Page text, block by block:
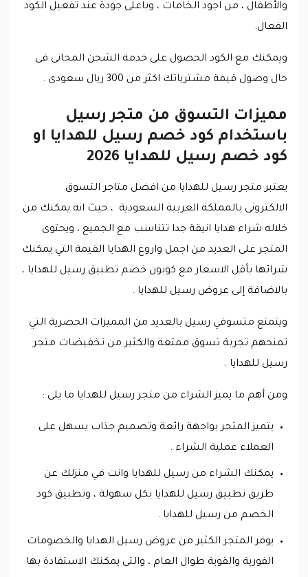
والأطفال ، من اجود الخامات ، وباعلى جودة عند تفعيل الكود
الفعال.
ويمكنك مع الكود الحصول على خدمة الشحن المجانى فى
حال وصول قيمة مشترياتك اكثر من 300 ريال سعودى .
مميزات التسوق من متجر رسيل
باستخدام كود خصم رسيل للهدايا او
كود خصم رسيل للهدايا 2026
يعتبر متجر رسيل للهدايا من افضل متاجر التسوق
الالكترونى بالمملكة العربية السعودية ، حيث انه يمكنك من
خلاله شراء هدايا انيقة جدا تتناسب مع الجميع ، ويحتوى
المتجر على العديد من اجمل واروع الهدايا القيمة التي يمكنك
شرائها بأقل الاسعار مع كوبون خصم تطبيق رسيل للهدايا ،
بالاضافة إلى عروض رسيل للهدايا .
ويتمتع متسوقي رسيل بالعديد من المميزات الحصرية التي
تمنحهم تجربة تسوق ممتعة والكثير من تخفيضات متجر
رسيل للهدايا .
ومن أهم ما يميز الشراء من متجر رسيل للهدايا ما يلى :
يتميز المتجر بواجهة رائعة وتصميم جذاب يسهل على
العملاء عملية الشراء .
يمكنك الشراء من رسيل للهدايا وانت في منزلك عن
طريق تطبيق رسيل للهدايا بكل سهولة ، وتطبيق كود
الخصم من رسيل للهدايا .
يوفر المتجر الكثير من عروض رسيل الهدايا والخصومات
الفورية والقوية طوال العام ، والتى يمكنك الاستفادة بها